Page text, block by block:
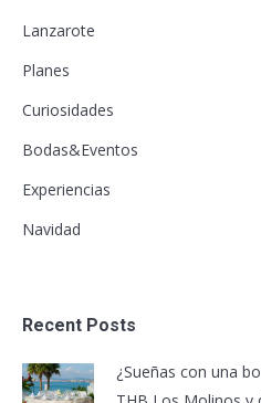
Lanzarote
Planes
Curiosidades
Bodas&Eventos
Experiencias
Navidad
Recent Posts
¿Sueñas con una